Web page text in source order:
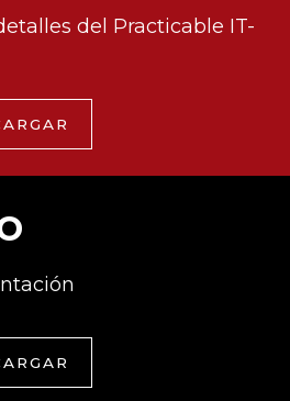
del Practicable IT-